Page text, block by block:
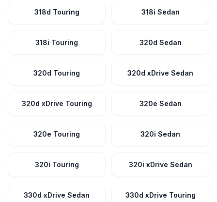
318d Touring 318i Sedan
318i Touring 320d Sedan
320d Touring 320d xDrive Sedan
320d xDrive Touring 320e Sedan
320e Touring 320i Sedan
320i Touring 320i xDrive Sedan
330d xDrive Sedan 330d xDrive Touring